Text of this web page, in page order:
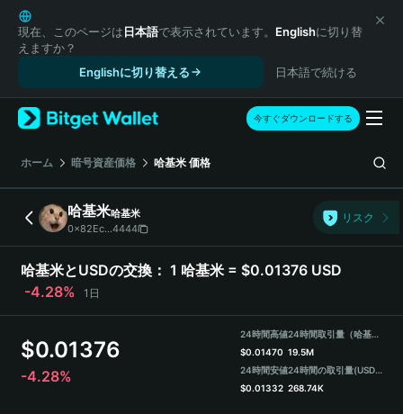
English
日本語
Tiếng Việt
Español (Latinoamérica)
Türkçe
Français
Deutsch
简体中文
繁體中文
Português (Portugal)
Bahasa Indonesia
ภาษาไทย
हिन्दी
Español
Português (Brasil)
現在、このページは日本語で表示されています。 Englishに切り替
えますか？
Englishに切り替える
日本語で続ける
今すぐダウンロードする
ホーム 暗号資産価格 哈基米 価格
哈基米哈基米
0x82Ec...4444
リスク
哈基米とUSDの交換： 1 哈基米 = $0.01376 USD
-4.28%
1日
$0.01376
-4.28%
24時間高値
$0.01470
24時間安値
$0.01332
24時間取引量（哈基米）
19.5M
24時間の取引量(USDT)
268.74K